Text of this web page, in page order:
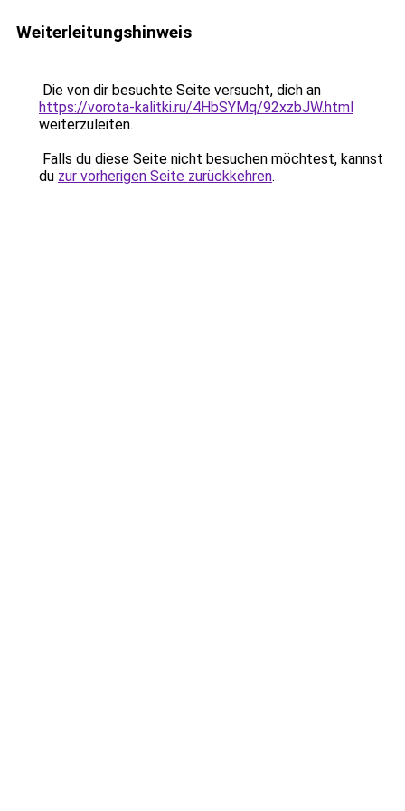
Weiterleitungshinweis
Die von dir besuchte Seite versucht, dich an
https://vorota-kalitki.ru/4HbSYMq/92xzbJW.html
weiterzuleiten.
Falls du diese Seite nicht besuchen möchtest, kannst
du zur vorherigen Seite zurückkehren.